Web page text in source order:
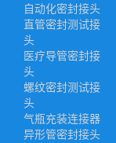
自动化密封接头
直管密封测试接
头
医疗导管密封接
头
螺纹密封测试接
头
气瓶充装连接器
异形管密封接头